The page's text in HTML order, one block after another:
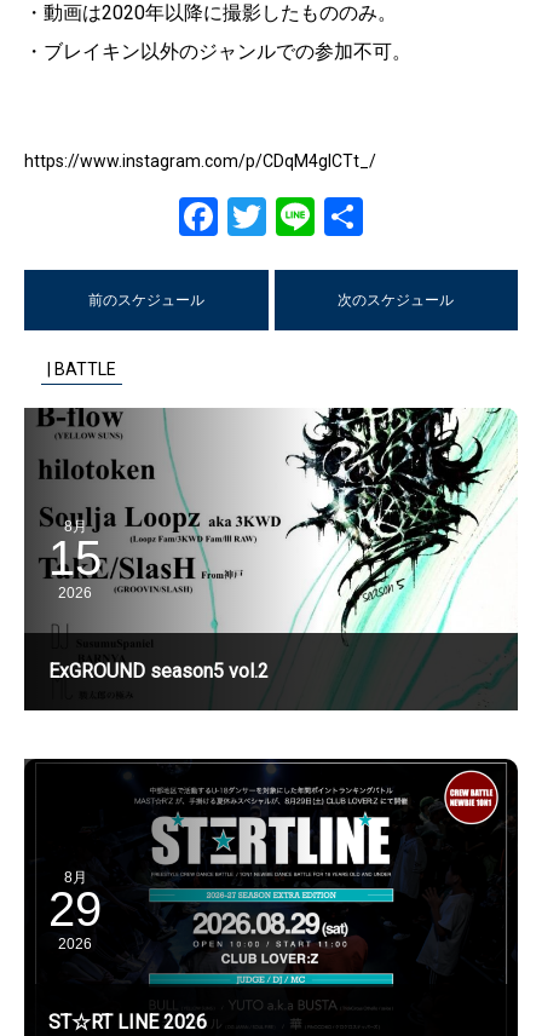
・動画は2020年以降に撮影したもののみ。
・ブレイキン以外のジャンルでの参加不可。
https://www.instagram.com/p/CDqM4gICTt_/
Facebook
Twitter
Line
前のスケジュール 次のスケジュール
| BATTLE
ExGROUND season5 vol.2
8月
15
2026
ST☆RT LINE 2026
8月
29
2026